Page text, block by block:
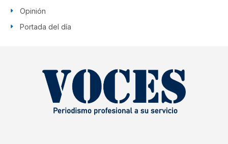
Opinión
Portada del día